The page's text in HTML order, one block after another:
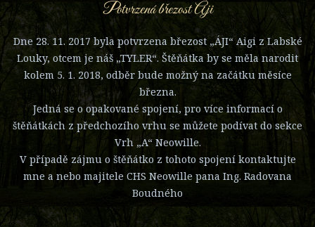
Potvrzená březost Áji
Dne 28. 11. 2017 byla potvrzena březost „ÁJI“ Aigi z Labské
Louky, otcem je náš „TYLER“. Štěňátka by se měla narodit
kolem 5. 1. 2018, odběr bude možný na začátku měsíce
března.
Jedná se o opakované spojení, pro více informací o
štěňátkách z předchozího vrhu se můžete podívat do sekce
Vrh „A“ Neowille.
V případě zájmu o štěňátko z tohoto spojení kontaktujte
mne a nebo majitele CHS Neowille pana Ing. Radovana
Boudného